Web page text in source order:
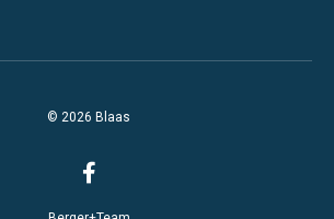
© 2026 Blaas